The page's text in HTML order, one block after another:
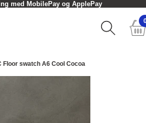
med MobilePay og ApplePay
Floor swatch A6 Cool Cocoa